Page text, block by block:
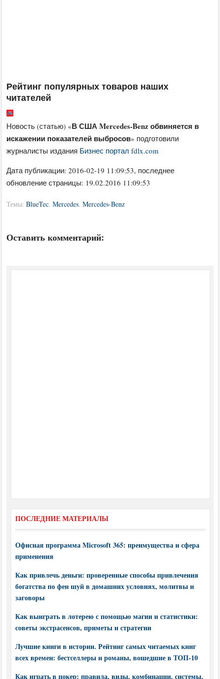
Рейтинг популярных товаров наших
читателей
Новость (статью) «В США Mercedes-Benz обвиняется в
искажении показателей выбросов» подготовили
журналисты издания Бизнес портал fdlx.com
Дата публикации:2016-02-19 11:09:53, последнее
обновление страницы: 19.02.2016 11:09:53
Темы:BlueTec,Mercedes,Mercedes-Benz
Оставить комментарий:
ПОСЛЕДНИЕ МАТЕРИАЛЫ
Офисная программа Microsoft 365: преимущества и сфера
применения
Как привлечь деньги: проверенные способы привлечения
богатства по фен шуй в домашних условиях, молитвы и
заговоры
Как выиграть в лотерею с помощью магии и статистики:
советы экстрасенсов, приметы и стратегии
Лучшие книги в истории. Рейтинг самых читаемых книг
всех времен: бестселлеры и романы, вошедшие в ТОП-10
Как играть в покер: правила, виды, комбинации, системы,